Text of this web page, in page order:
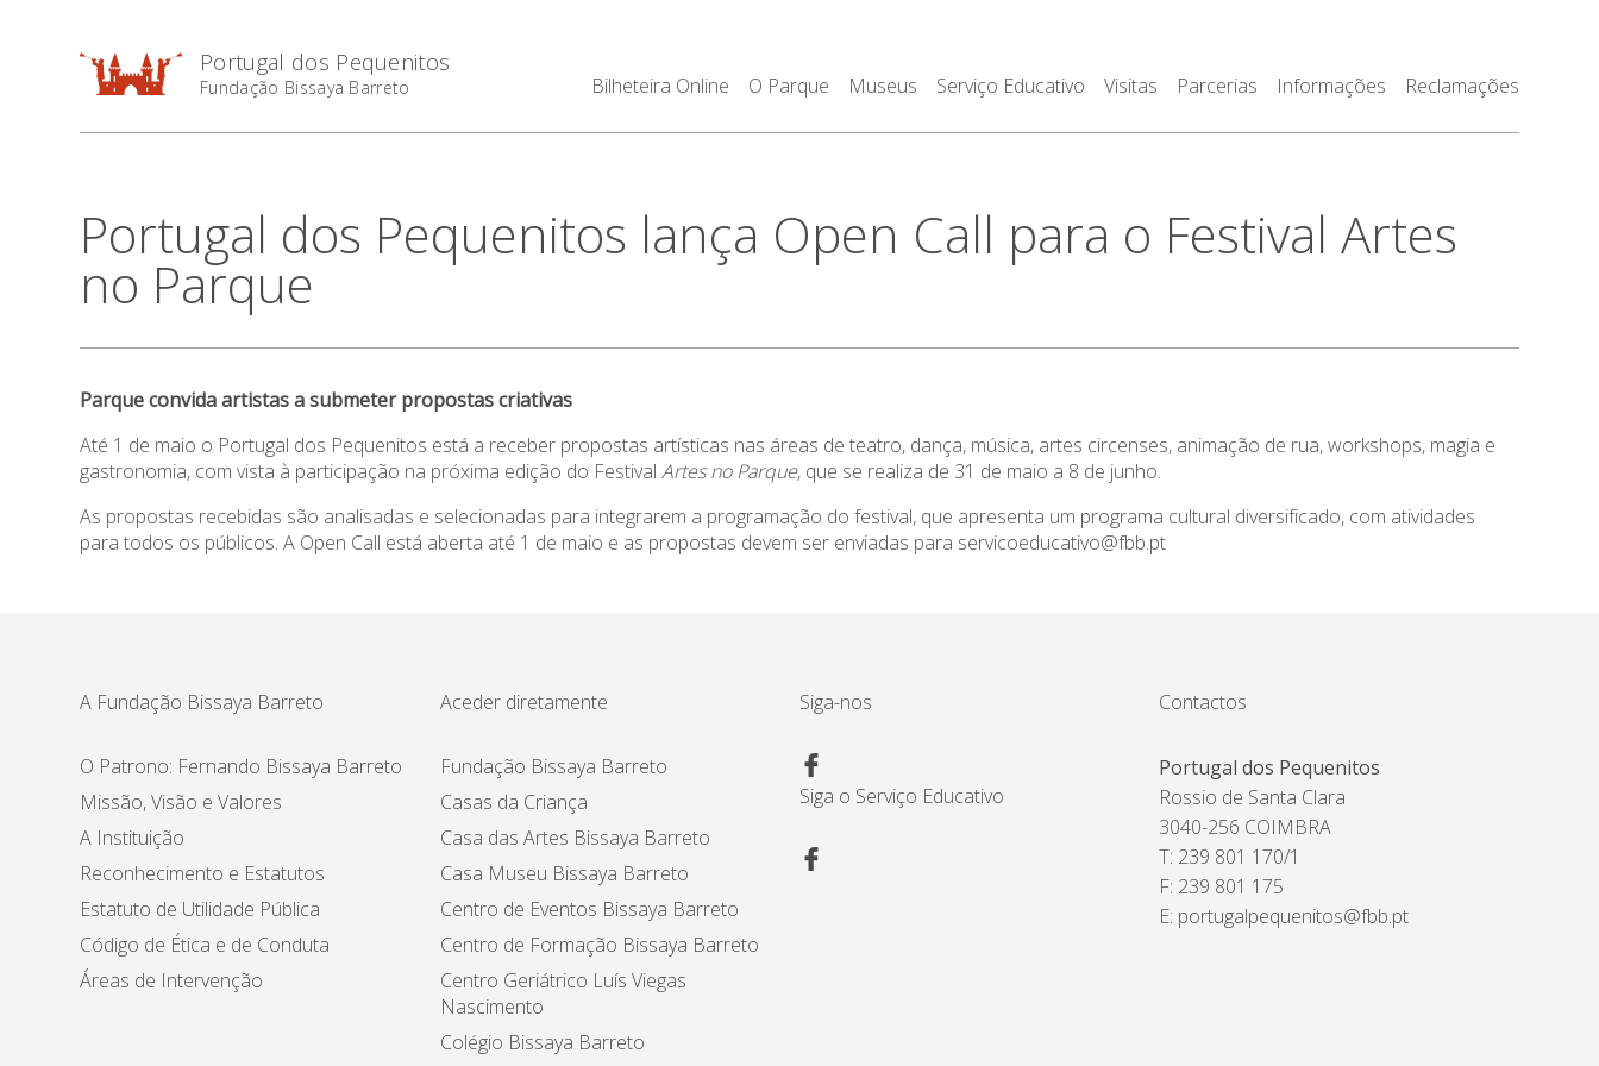
Portugal dos Pequenitos
Fundação Bissaya Barreto Bilheteira Online O Parque Museus Serviço Educativo Visitas Parcerias Informações Reclamações
Portugal dos Pequenitos lança Open Call para o Festival Artes
no Parque
Parque convida artistas a submeter propostas criativas
Até 1 de maio o Portugal dos Pequenitos está a receber propostas artísticas nas áreas de teatro, dança, música, artes circenses, animação de rua, workshops, magia e
gastronomia, com vista à participação na próxima edição do FestivalArtes no Parque, que se realiza de 31 de maio a 8 de junho.
As propostas recebidas são analisadas e selecionadas para integrarem a programação do festival, que apresenta um programa cultural diversificado, com atividades
para todos os públicos. A Open Call está aberta até 1 de maio e as propostas devem ser enviadas para servicoeducativo@fbb.pt
A Fundação Bissaya Barreto
O Patrono: Fernando Bissaya Barreto
Missão, Visão e Valores
A Instituição
Reconhecimento e Estatutos
Estatuto de Utilidade Pública
Código de Ética e de Conduta
Áreas de Intervenção
Aceder diretamente
Fundação Bissaya Barreto
Casas da Criança
Casa das Artes Bissaya Barreto
Casa Museu Bissaya Barreto
Centro de Eventos Bissaya Barreto
Centro de Formação Bissaya Barreto
Centro Geriátrico Luís Viegas
Nascimento
Colégio Bissaya Barreto
Siga-nos
Siga o Serviço Educativo
Contactos
Portugal dos Pequenitos
Rossio de Santa Clara
3040-256 COIMBRA
T: 239 801 170/1
F: 239 801 175
E: portugalpequenitos@fbb.pt